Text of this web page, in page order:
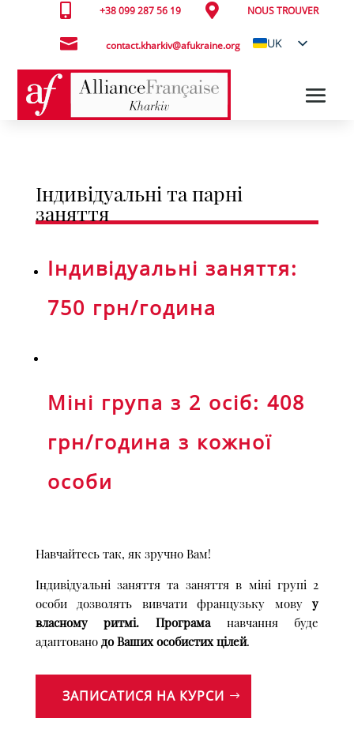
 +38 099 287 56 19  NOUS TROUVER
 contact.kharkiv@afukraine.org
UK
Індивідуальні та парні
заняття
Індивідуальні заняття:
750 грн/година
Міні група з 2 осіб: 408
грн/година з кожної
особи
Навчайтесь так, як зручно Вам!
Індивідуальні заняття та заняття в міні групі 2
особи дозволять вивчати французьку мовуу
власному ритмі. Програманавчання буде
адаптовано до Ваших особистих цілей.
ЗАПИСАТИСЯ НА КУРСИ